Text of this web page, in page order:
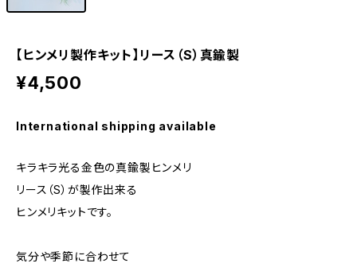
【ヒンメリ製作キット】リース（S）真鍮製
¥4,500
International shipping available
キラキラ光る金色の真鍮製ヒンメリ
リース（S）が製作出来る
ヒンメリキットです。
気分や季節に合わせて